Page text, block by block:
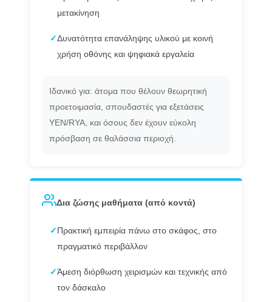
μετακίνηση
✓Δυνατότητα επανάληψης υλικού με κοινή
χρήση οθόνης και ψηφιακά εργαλεία
Ιδανικό για: άτομα που θέλουν θεωρητική
προετοιμασία, σπουδαστές για εξετάσεις
ΥΕΝ/RYA, και όσους δεν έχουν εύκολη
πρόσβαση σε θαλάσσια περιοχή.
Δια ζώσης μαθήματα (από κοντά)
✓ Πρακτική εμπειρία πάνω στο σκάφος, στο
πραγματικό περιβάλλον
✓Άμεση διόρθωση χειρισμών και τεχνικής από
τον δάσκαλο